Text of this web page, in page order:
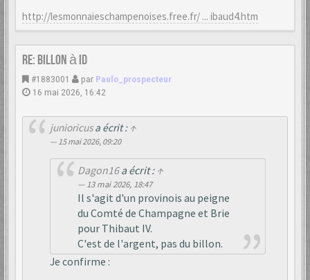
http://lesmonnaieschampenoises.free.fr/ ... ibaud4.htm
Re: Billon à ID
#1883001 par Paulo_prospecteur
16 mai 2026, 16:42
junioricusa écrit : ↑
15 mai 2026, 09:20
Dagon16a écrit : ↑
13 mai 2026, 18:47
Il s'agit d'un provinois au peigne
du Comté de Champagne et Brie
pour Thibaut IV.
C'est de l'argent, pas du billon.
Je confirme :